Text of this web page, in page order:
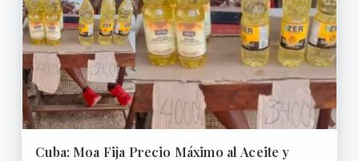
Cuba: Moa Fija Precio Máximo al Aceite y